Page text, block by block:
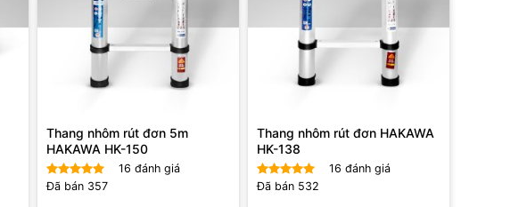
Thang nhôm rút đơn 5m
HAKAWA HK-150
Được xếp
16 đánh giá
Đã bán 357
Thang nhôm rút đơn HAKAWA
HK-138
Được xếp
16 đánh giá
Đã bán 532